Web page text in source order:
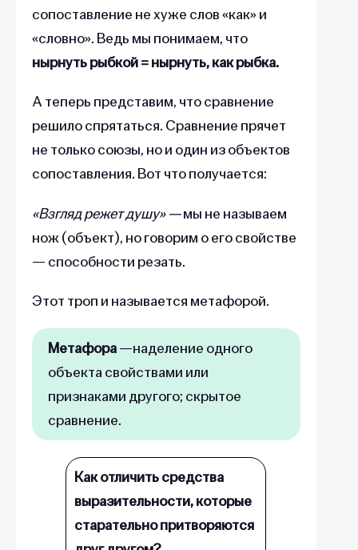
сопоставление не хуже слов «как» и
«словно». Ведь мы понимаем, что
нырнуть рыбкой = нырнуть, как рыбка.
А теперь представим, что сравнение
решило спрятаться. Сравнение прячет
не только союзы, но и один из объектов
сопоставления. Вот что получается:
«Взгляд режет душу» —мы не называем
нож (объект), но говорим о его свойстве
— способности резать.
Этот троп и называется метафорой.
Метафора—наделение одного
объекта свойствами или
признаками другого; скрытое
сравнение.
Как отличить средства
выразительности, которые
старательно притворяются